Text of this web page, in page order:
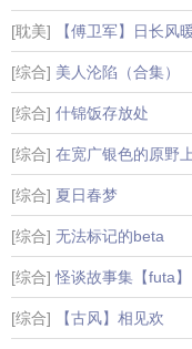
[耽美] 【傅卫军】日长风
[综合] 美人沦陷（合集）
[综合] 什锦饭存放处
[综合] 在宽广银色的原野上
[综合] 夏日春梦
[综合] 无法标记的beta
[综合] 怪谈故事集【futa】
[综合] 【古风】相见欢